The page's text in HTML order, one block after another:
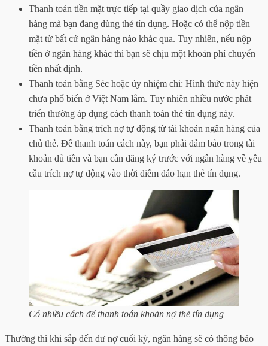
Thanh toán tiền mặt trực tiếp tại quầy giao dịch của ngân
hàng mà bạn đang dùng thẻ tín dụng. Hoặc có thể nộp tiền
mặt từ bất cứ ngân hàng nào khác qua. Tuy nhiên, nếu nộp
tiền ở ngân hàng khác thì bạn sẽ chịu một khoản phí chuyển
tiền nhất định.
Thanh toán bằng Séc hoặc ủy nhiệm chi: Hình thức này hiện
chưa phổ biến ở Việt Nam lắm. Tuy nhiên nhiều nước phát
triển thường áp dụng cách thanh toán thẻ tín dụng này.
Thanh toán bằng trích nợ tự động từ tài khoản ngân hàng của
chủ thẻ. Để thanh toán cách này, bạn phải đảm bảo trong tài
khoản đủ tiền và bạn cần đăng ký trước với ngân hàng về yêu
cầu trích nợ tự động vào thời điểm đáo hạn thẻ tín dụng.
Có nhiều cách để thanh toán khoản nợ thẻ tín dụng
Thường thì khi sắp đến dư nợ cuối kỳ, ngân hàng sẽ có thông báo